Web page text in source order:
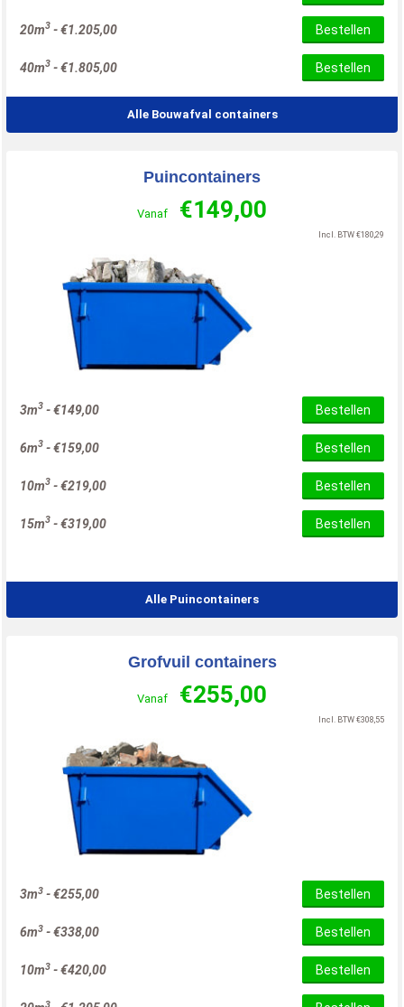
20m3 -€1.205,00 Bestellen
40m3 -€1.805,00 Bestellen
Alle Bouwafval containers
Puincontainers
Vanaf €149,00
Incl. BTW €180,29
3m3 -€149,00 Bestellen
6m3 -€159,00 Bestellen
10m3 -€219,00 Bestellen
15m3 -€319,00 Bestellen
Alle Puincontainers
Grofvuil containers
Vanaf €255,00
Incl. BTW €308,55
3m3 -€255,00 Bestellen
6m3 -€338,00 Bestellen
10m3 -€420,00 Bestellen